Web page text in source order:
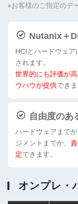
※お客様のご指定のデ
Nutanix＋
HCIとハードウェ
されます。
世界的にも評価が
ウハウが提供できま
自由度のあ
ハードウェアまで
ジメントまでか、
定できます。
オンプレ・